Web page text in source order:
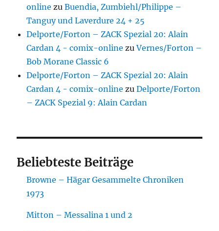
online zuBuendia, Zumbiehl/Philippe –
Tanguy und Laverdure 24 + 25
Delporte/Forton – ZACK Spezial 20: Alain
Cardan 4 - comix-online zuVernes/Forton –
Bob Morane Classic 6
Delporte/Forton – ZACK Spezial 20: Alain
Cardan 4 - comix-online zuDelporte/Forton
– ZACK Spezial 9: Alain Cardan
Beliebteste Beiträge
Browne – Hägar Gesammelte Chroniken
1973
Mitton – Messalina 1 und 2